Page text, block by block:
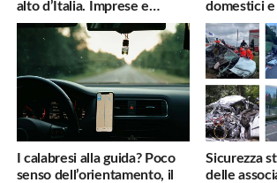
alto d’Italia. Imprese e
famiglie penalizzate
domestici e
utili
I calabresi alla guida? Poco
senso dell’orientamento, il
Sicurezza
delle